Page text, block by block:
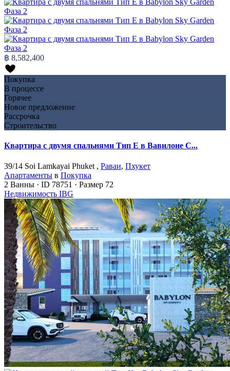
฿ 8,582,400
Покупка
В процессе
Горячее
Новое предложение
Рассрочка
Строительство
Квартира с двумя спальнями Тип Е в Вавилоне С...
39/14 Soi Lamkayai Phuket , Раваи, Пхукет
Апартаменты в Покупка
2 Ванны · ID 78751 · Размер 72
Недвижимость IBG